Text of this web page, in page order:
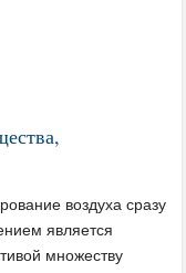
воздуха сразу
является
множеству